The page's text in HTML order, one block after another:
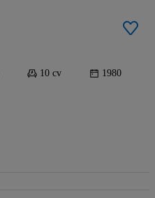
10 cv 1980